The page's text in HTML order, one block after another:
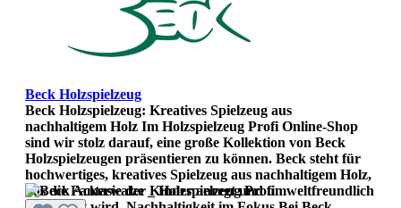
Beck Holzspielzeug
Beck Holzspielzeug: Kreatives Spielzeug aus
nachhaltigem Holz Im Holzspielzeug Profi Online-Shop
sind wir stolz darauf, eine große Kollektion von Beck
Holzspielzeugen präsentieren zu können. Beck steht für
hochwertiges, kreatives Spielzeug aus nachhaltigem Holz,
das die Fantasie der Kinder anregt und umweltfreundlich